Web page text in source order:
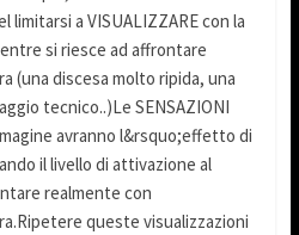
limitarsi a VISUALIZZARE con la
si riesce ad affrontare
(una discesa molto ripida, una
tecnico..)Le SENSAZIONI
avranno l&rsquo;effetto di
il livello di attivazione al
realmente con
queste visualizzazioni